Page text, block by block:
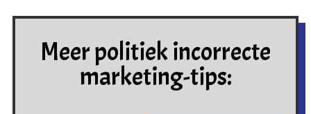
Meer politiek incorrecte
marketing-tips: